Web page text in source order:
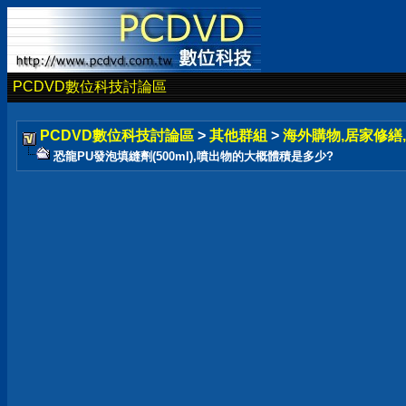
PCDVD數位科技討論區
PCDVD數位科技討論區 > 其他群組 > 海外購物,居家修
恐龍PU發泡填縫劑(500ml),噴出物的大概體積是多少?